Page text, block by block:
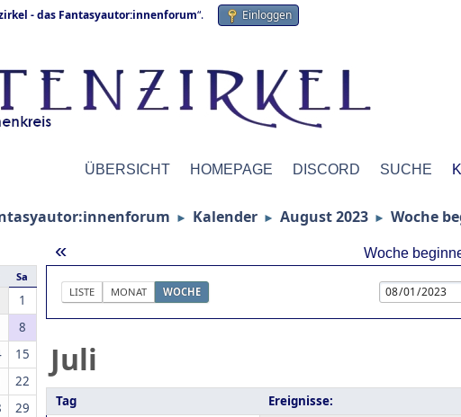
- das Fantasyautor:innenforum“. Einloggen
ÜBERSICHT HOMEPAGE DISCORD SUCHE
► Kalender ► August 2023 ► Woche
Sa
1
8
15
22
29
« Woche
LISTE MONAT WOCHE
Juli
Tag Ereignisse: